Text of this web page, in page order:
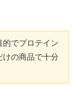
的でプロテイン
の商品で十分